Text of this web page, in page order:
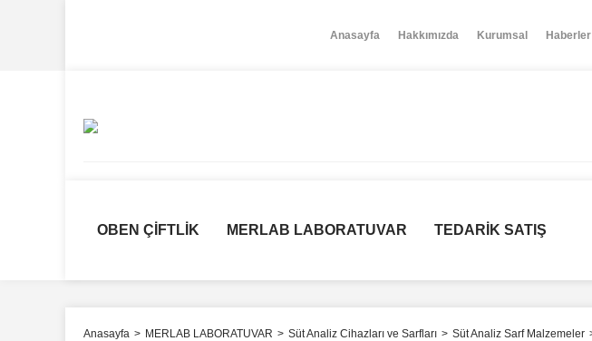
Anasayfa Hakkımızda Kurumsal Haberler
OBEN ÇİFTLİK MERLAB LABORATUVAR TEDARİK SATIŞ
Anasayfa MERLAB LABORATUVAR Süt Analiz Cihazları ve Sarfları Süt Analiz Sarf Malzemeler